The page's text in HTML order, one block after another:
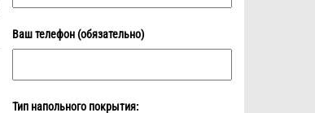
Ваш телефон (обязательно)
Тип напольного покрытия: